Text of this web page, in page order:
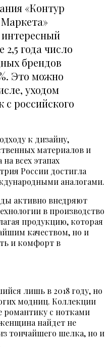
«Контур
2,5 года число
брендов
Это можно
уходом
российского
к дизайну,
материалов и
всех этапах
России достигла
аналогами.
активно внедряют
в производство
продукцию, которая
качеством, но и
и комфорт в
лишь в 2018 году, но
модниц. Коллекции
романтику с нотками
найдет не
тончайшего шелка, но и